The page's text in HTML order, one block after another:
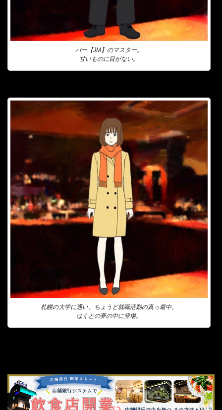
バー【JM】のマスター。
甘いものに目がない。
札幌の大学に通い、ちょうど就職活動の真っ最中。
はくとの夢の中に登場。